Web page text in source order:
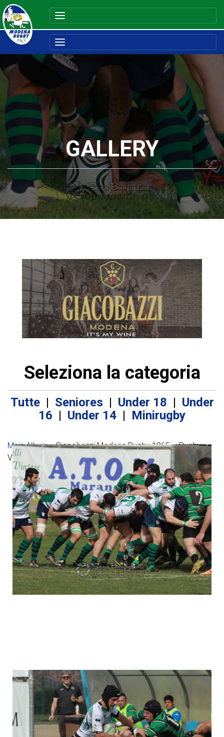
GALLERY
Seleziona la categoria
Tutte| Seniores | Under 18 | Under
16 | Under 14 | Minirugby
Main Album» Giacobazzi Modena Rugby 1965 – Rugby
Viterbo